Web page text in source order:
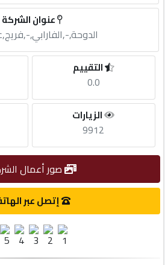
اعلانك
مطلوب
اشتراك
الاحصائيات
الأقسام
عنوان الشركة
الدوحة,-,الفارابي,-
التقييم
0.0
الزيارات
9912
صور أعمال
إتصل عبر